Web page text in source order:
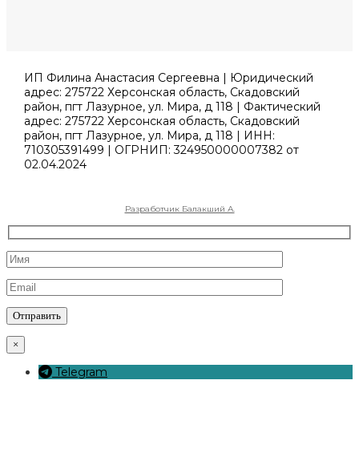
ИП Филина Анастасия Сергеевна | Юридический
адрес: 275722 Херсонская область, Скадовский
район, пгт Лазурное, ул. Мира, д 118 | Фактический
адрес: 275722 Херсонская область, Скадовский
район, пгт Лазурное, ул. Мира, д 118 | ИНН:
710305391499 | ОГРНИП: 324950000007382 от
02.04.2024
Разработчик Балакший А.
×
Telegram